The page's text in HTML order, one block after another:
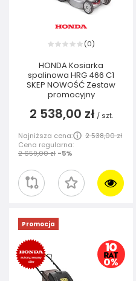
(0)
HONDA Kosiarka
spalinowa HRG 466 C1
SKEP NOWOŚĆ Zestaw
promocyjny
2 538,00 zł / szt.
Najniższa cena:
2 538,00 zł
Cena regularna:
2 659,00 zł -5%
Promocja